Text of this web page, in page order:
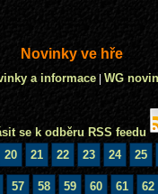
Novinky ve hře
a informace| WG
se k odběru RSS feedu
20 21 22 23 24 25
57 58 59 60 61 62